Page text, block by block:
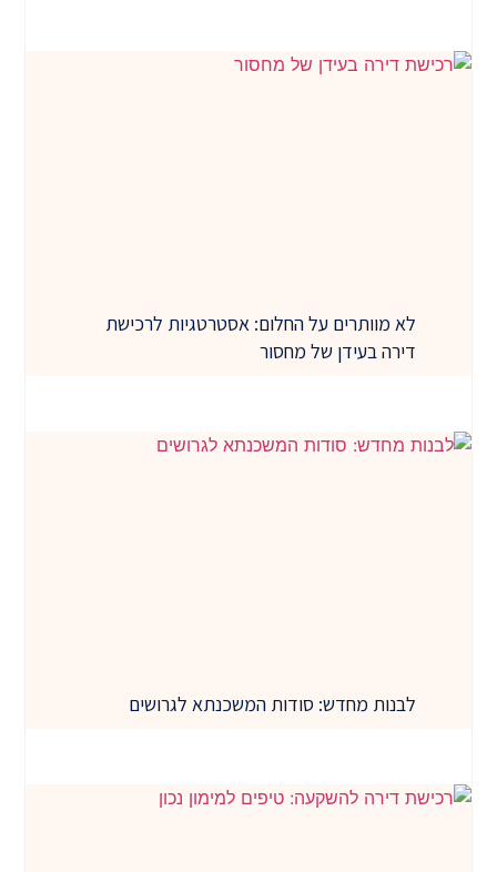
לא מוותרים על החלום: אסטרטגיות לרכישת
דירה בעידן של מחסור
לבנות מחדש: סודות המשכנתא לגרושים